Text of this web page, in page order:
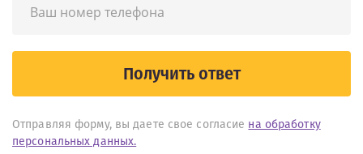
Получить ответ
Отправляя форму, вы даете свое согласие на обработку
персональных данных.